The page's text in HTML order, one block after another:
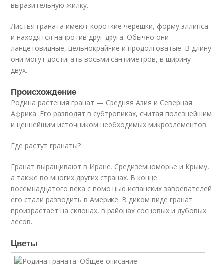
выразительную жилку.
Листья граната имеют короткие черешки, форму эллипса
и находятся напротив друг друга. Обычно они
ланцетовидные, цельнокрайние и продолговатые. В длину
они могут достигать восьми сантиметров, в ширину –
двух.
Происхождение
Родина растения гранат — Средняя Азия и Северная
Африка. Его разводят в субтропиках, считая полезнейшим
и ценнейшим источником необходимых микроэлементов.
Где растут гранаты?
Гранат выращивают в Иране, Средиземноморье и Крыму,
а также во многих других странах. В конце
восемнадцатого века с помощью испанских завоевателей
его стали разводить в Америке. В диком виде гранат
произрастает на склонах, в районах сосновых и дубовых
лесов.
Цветы